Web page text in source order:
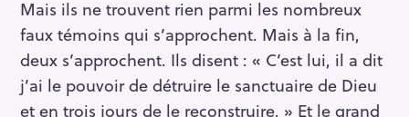
Mais ils ne trouvent rien parmi les nombreux
faux témoins qui s’approchent. Mais à la fin,
deux s’approchent. Ils disent : « C’est lui, il a dit
j’ai le pouvoir de détruire le sanctuaire de Dieu
et en trois jours de le reconstruire. » Et le grand